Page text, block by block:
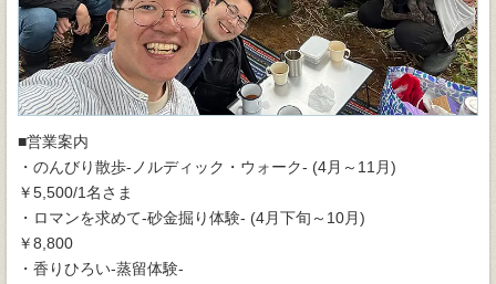
■営業案内
・のんびり散歩-ノルディック・ウォーク- (4月～11月)
￥5,500/1名さま
・ロマンを求めて-砂金掘り体験- (4月下旬～10月)
￥8,800
・香りひろい-蒸留体験-